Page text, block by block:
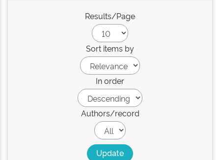
Results/Page
Sort items by
In order
Authors/record